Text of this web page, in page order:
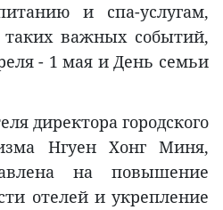
и спа-услугам,
таких важных событий,
- 1 мая и День семьи
директора городского
Нгуен Хонг Миня,
на повышение
отелей и укрепление